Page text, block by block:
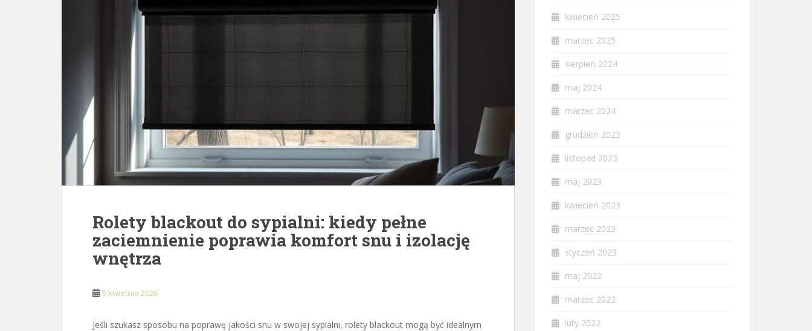
Rolety blackout do sypialni: kiedy pełne
zaciemnienie poprawia komfort snu i izolację
wnętrza
9 kwietnia 2026
Jeśli szukasz sposobu na poprawę jakości snu w swojej sypialni, rolety blackout mogą być idealnym
kwiecień 2025
marzec 2025
sierpień 2024
maj 2024
marzec 2024
grudzień 2023
listopad 2023
maj 2023
kwiecień 2023
marzec 2023
styczeń 2023
maj 2022
marzec 2022
luty 2022